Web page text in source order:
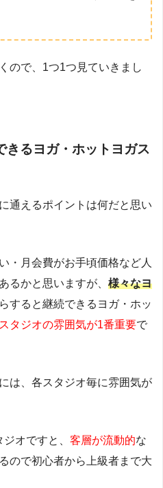
ので、1つ1つ見ていきまし
きるヨガ・ホットヨガス
通えるポイントは何だと思い
・月会費がお手頃価格など人
るかと思いますが、 様々なヨ
すると継続できるヨガ・ホッ
スタジオの雰囲気が1番重要で
は、各スタジオ毎に雰囲気が
オですと、 客層が流動的な
ので初心者から上級者まで大